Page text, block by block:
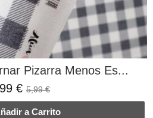
Pizarra Menos Es...
€ 5,99 €
a Carrito